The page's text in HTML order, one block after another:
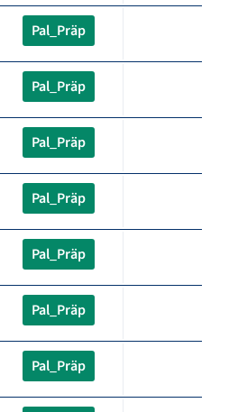
Pal_Präp
Pal_Präp
Pal_Präp
Pal_Präp
Pal_Präp
Pal_Präp
Pal_Präp